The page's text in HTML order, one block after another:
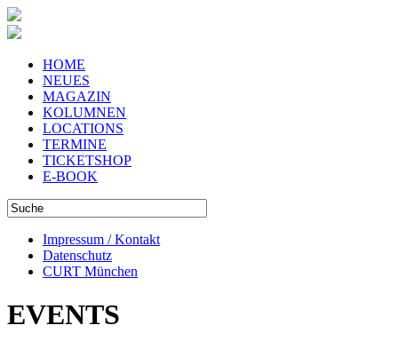
HOME
NEUES
MAGAZIN
KOLUMNEN
LOCATIONS
TERMINE
TICKETSHOP
E-BOOK
Impressum / Kontakt
Datenschutz
CURT München
EVENTS